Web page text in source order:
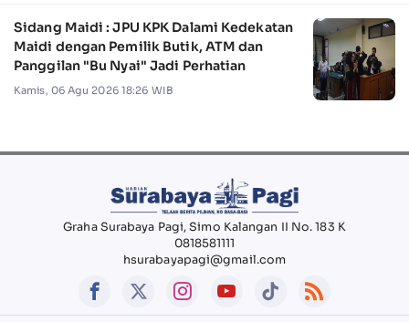
Sidang Maidi : JPU KPK Dalami Kedekatan
Maidi dengan Pemilik Butik, ATM dan
Panggilan "Bu Nyai" Jadi Perhatian
Kamis, 06 Agu 2026 18:26 WIB
Graha Surabaya Pagi, Simo Kalangan II No. 183 K
0818581111
hsurabayapagi@gmail.com